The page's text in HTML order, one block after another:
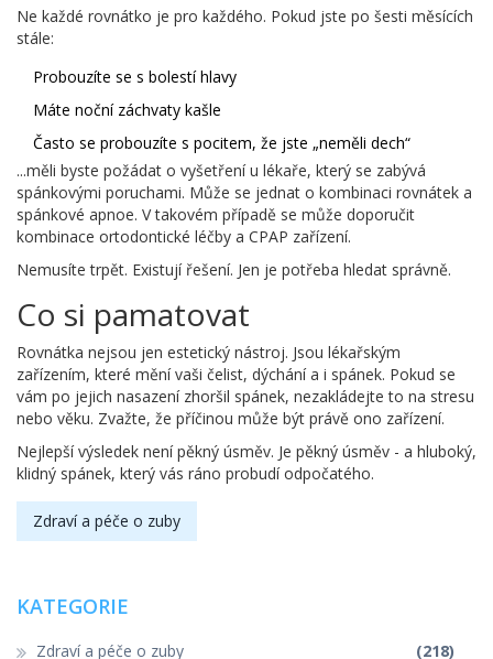
Ne každé rovnátko je pro každého. Pokud jste po šesti měsících
stále:
Probouzíte se s bolestí hlavy
Máte noční záchvaty kašle
Často se probouzíte s pocitem, že jste „neměli dech“
...měli byste požádat o vyšetření u lékaře, který se zabývá
spánkovými poruchami. Může se jednat o kombinaci rovnátek a
spánkové apnoe. V takovém případě se může doporučit
kombinace ortodontické léčby a CPAP zařízení.
Nemusíte trpět. Existují řešení. Jen je potřeba hledat správně.
Co si pamatovat
Rovnátka nejsou jen estetický nástroj. Jsou lékařským
zařízením, které mění vaši čelist, dýchání a i spánek. Pokud se
vám po jejich nasazení zhoršil spánek, nezakládejte to na stresu
nebo věku. Zvažte, že příčinou může být právě ono zařízení.
Nejlepší výsledek není pěkný úsměv. Je pěkný úsměv - a hluboký,
klidný spánek, který vás ráno probudí odpočatého.
Zdraví a péče o zuby
KATEGORIE
Zdraví a péče o zuby (218)